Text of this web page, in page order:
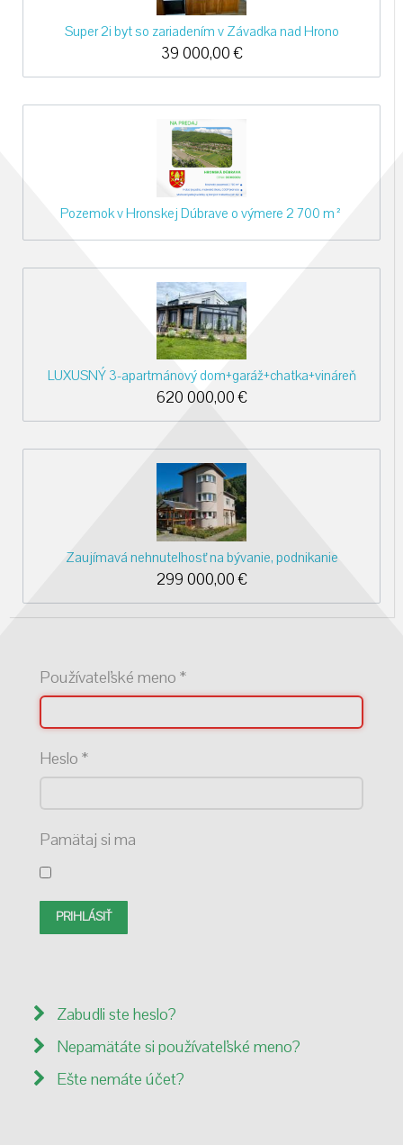
Super 2i byt so zariadením v Závadka nad Hrono
39 000,00€
Pozemok v Hronskej Dúbrave o výmere 2 700 m²
LUXUSNÝ 3-apartmánový dom+garáž+chatka+vináreň
620 000,00€
Zaujímavá nehnuteľnosť na bývanie, podnikanie
299 000,00€
Používateľské meno *
Heslo *
Pamätaj si ma
PRIHLÁSIŤ
Zabudli ste heslo?
Nepamätáte si používateľské meno?
Ešte nemáte účet?